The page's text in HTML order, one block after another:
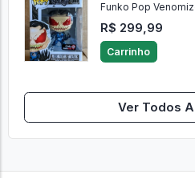
Funko Pop
R$ 299,99
Carrinho
Ver Todos